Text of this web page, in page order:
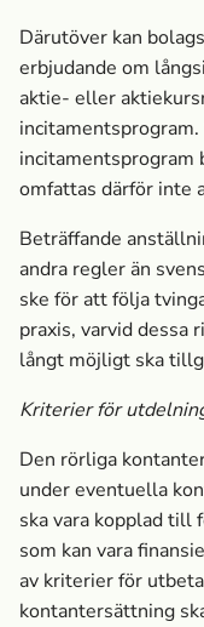
Därutöver kan
erbjudande om
aktie- eller
incitamentsprogram
omfattas därför inte
Beträffande
andra regler än
ske för att följa
praxis, varvid dessa
långt möjligt ska
Kriterier för
Den rörliga
under eventuella
ska vara kopplad till
som kan vara
av kriterier för
kontantersättning